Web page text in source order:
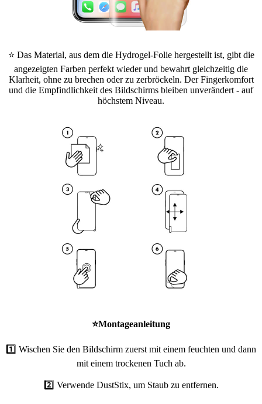
⭐ Das Material, aus dem die Hydrogel-Folie hergestellt ist, gibt die
angezeigten Farben perfekt wieder und bewahrt gleichzeitig die
Klarheit, ohne zu brechen oder zu zerbröckeln. Der Fingerkomfort
und die Empfindlichkeit des Bildschirms bleiben unverändert - auf
höchstem Niveau.
⭐Montageanleitung
1️⃣ Wischen Sie den Bildschirm zuerst mit einem feuchten und dann
mit einem trockenen Tuch ab.
2️⃣ Verwende DustStix, um Staub zu entfernen.